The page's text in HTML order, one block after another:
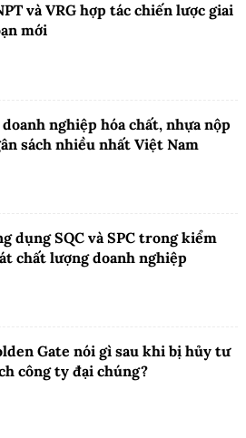
và VRG hợp tác chiến lược giai
mới
doanh nghiệp hóa chất, nhựa nộp
sách nhiều nhất Việt Nam
dụng SQC và SPC trong kiểm
chất lượng doanh nghiệp
Gate nói gì sau khi bị hủy tư
công ty đại chúng?